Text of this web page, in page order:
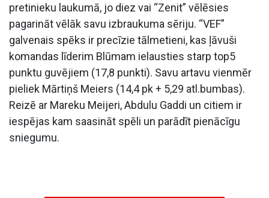
pretinieku laukumā, jo diez vai “Zenit” vēlēsies
pagarināt vēlāk savu izbraukuma sēriju. “VEF”
galvenais spēks ir precīzie tālmetieni, kas ļāvuši
komandas līderim Blūmam ielausties starp top5
punktu guvējiem (17,8 punkti). Savu artavu vienmēr
pieliek Mārtiņš Meiers (14,4 pk + 5,29 atl.bumbas).
Reizē ar Mareku Meijeri, Abdulu Gaddi un citiem ir
iespējas kam saasināt spēli un parādīt pienācīgu
sniegumu.